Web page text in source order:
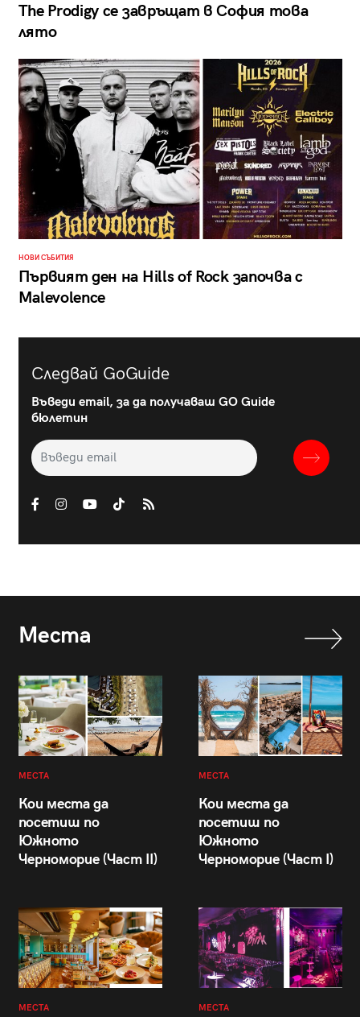
The Prodigy се завръщат в София това
лято
НОВИ СЪБИТИЯ
Първият ден на Hills of Rock започва с
Malevolence
Следвай GoGuide
Въведи email, за да получаваш GO Guide
бюлетин
Места
МЕСТА
Кои места да
посетиш по
Южното
Черноморие (Част II)
МЕСТА
Кои места да
посетиш по
Южното
Черноморие (Част I)
МЕСТА МЕСТА